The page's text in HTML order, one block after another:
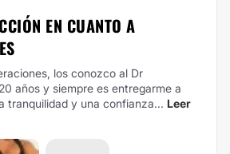
EN CUANTO A
los conozco al Dr
años y siempre es entregarme a
tranquilidad y una confianza... Leer